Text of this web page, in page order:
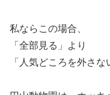
私ならこの場合、
「全部見る」より
「人気どころを外さな